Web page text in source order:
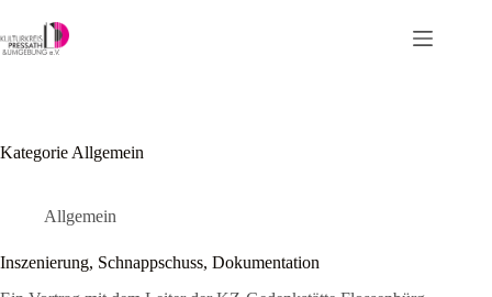
springen
Kategorie Allgemein
Allgemein
Inszenierung, Schnappschuss, Dokumentation